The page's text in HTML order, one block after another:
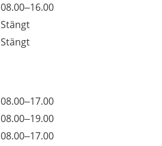
08.00–16.00
Stängt
Stängt
08.00–17.00
08.00–19.00
08.00–17.00